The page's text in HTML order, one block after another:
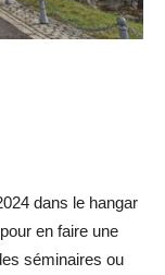
dans le hangar
en faire une
séminaires ou